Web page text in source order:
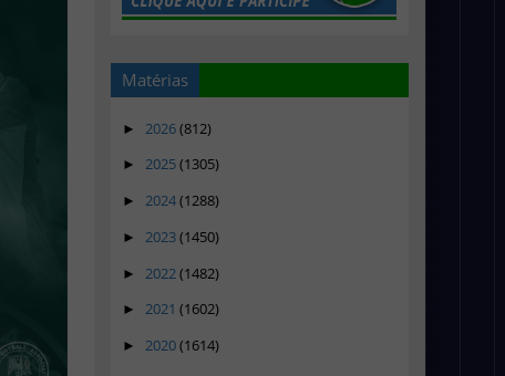
Matérias
► 2026(812)
► 2025(1305)
► 2024(1288)
► 2023(1450)
► 2022(1482)
► 2021 (1602)
► 2020(1614)